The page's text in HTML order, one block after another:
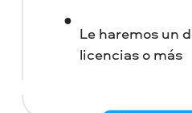
Le haremos un
licencias o más